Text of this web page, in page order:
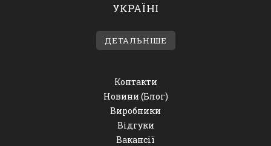
УКРАЇНІ
ДЕТАЛЬНІШЕ
Контакти
Новини (Блог)
Виробники
Відгуки
Вакансії